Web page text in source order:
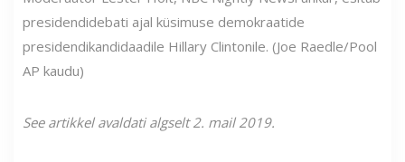
presidendidebati ajal küsimuse demokraatide
presidendikandidaadile Hillary Clintonile. (Joe Raedle/Pool
AP kaudu)
See artikkel avaldati algselt 2. mail 2019.